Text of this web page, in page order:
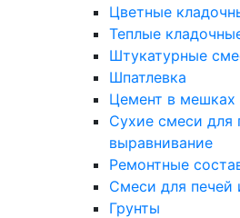
Цветные
Теплые
Штукатурные
Шпатлевка
Цемент в мешках
Сухие смеси для
выравнивание
Ремонтные
Смеси для печей
Грунты